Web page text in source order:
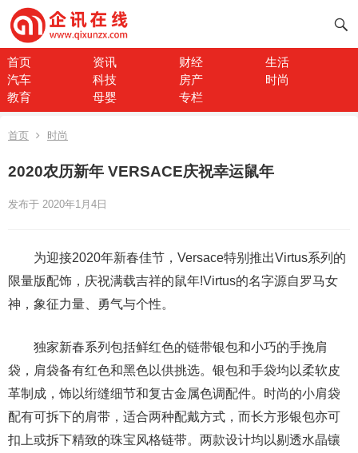
首页 资讯 财经
生活
汽车
科技 房产
时尚
教育
母婴 专栏
首页 时尚
2020农历新年 VERSACE庆祝幸运鼠年
发布于 2020年1月4日
为迎接2020年新春佳节，Versace特别推出Virtus系列的
限量版配饰，庆祝满载吉祥的鼠年!Virtus的名字源自罗马女
神，象征力量、勇气与个性。
独家新春系列包括鲜红色的链带银包和小巧的手挽肩
袋，肩袋备有红色和黑色以供挑选。银包和手袋均以柔软皮
革制成，饰以绗缝细节和复古金属色调配件。时尚的小肩袋
配有可拆下的肩带，适合两种配戴方式，而长方形银包亦可
扣上或拆下精致的珠宝风格链带。两款设计均以剔透水晶镶